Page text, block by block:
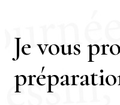
Je vous